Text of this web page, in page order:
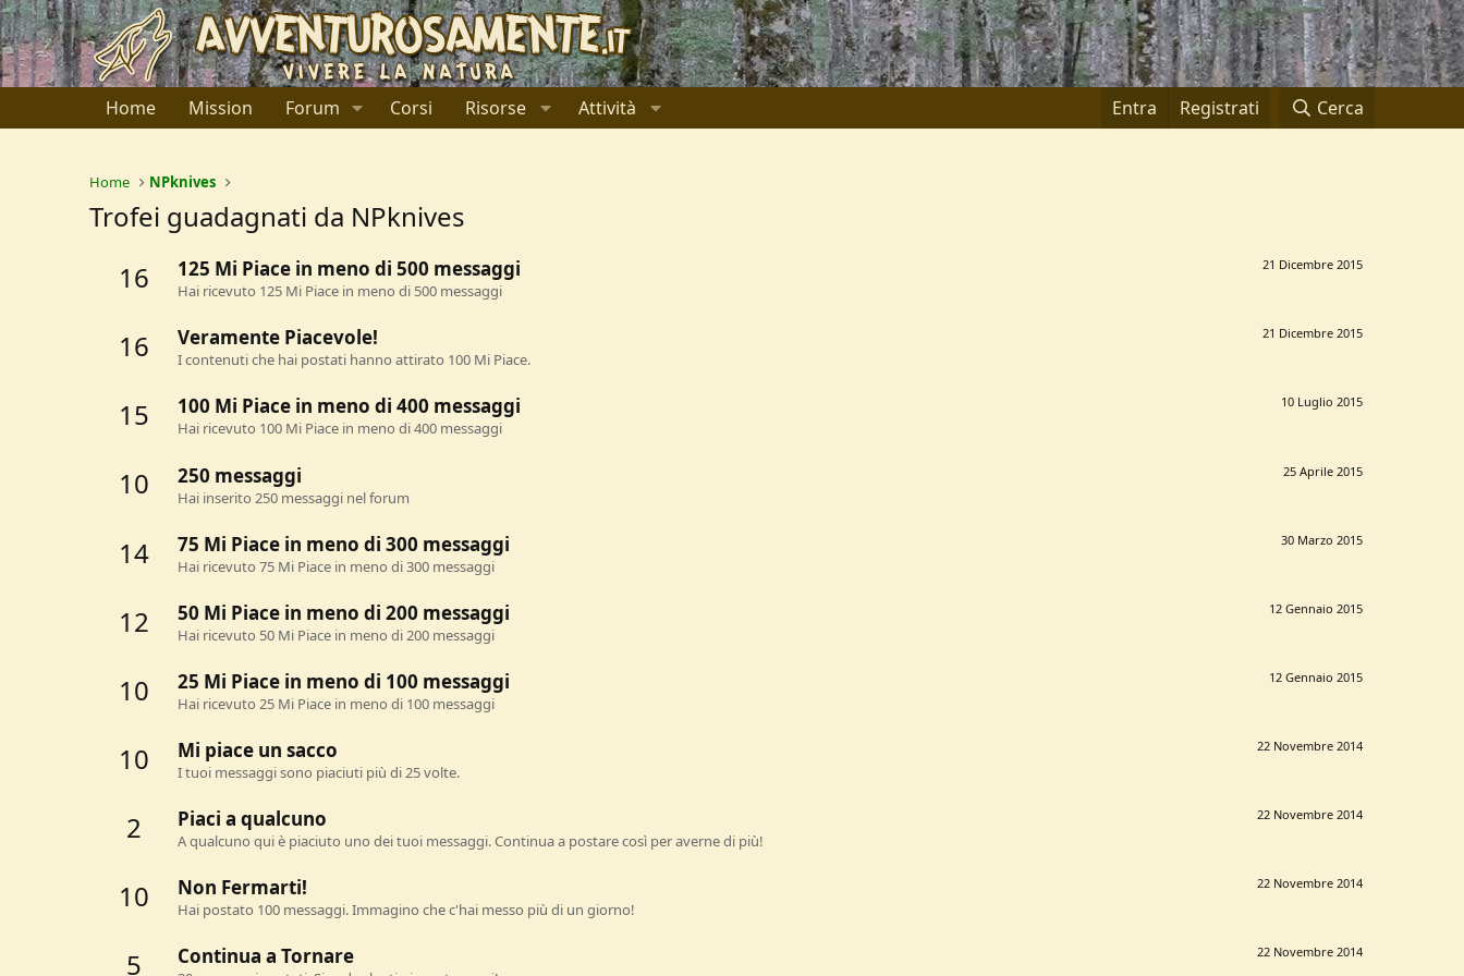
Home Mission Forum Corsi Risorse Attività Entra Registrati Cerca
Home NPknives
Trofei guadagnati da NPknives
16
21 Dicembre 2015
125 Mi Piace in meno di 500 messaggi
Hai ricevuto 125 Mi Piace in meno di 500 messaggi
16 21 Dicembre 2015
Veramente Piacevole!
I contenuti che hai postati hanno attirato 100 Mi Piace.
15 10 Luglio 2015
100 Mi Piace in meno di 400 messaggi
Hai ricevuto 100 Mi Piace in meno di 400 messaggi
10 25 Aprile 2015
250 messaggi
Hai inserito 250 messaggi nel forum
14 30 Marzo 2015
75 Mi Piace in meno di 300 messaggi
Hai ricevuto 75 Mi Piace in meno di 300 messaggi
12 12 Gennaio 2015
50 Mi Piace in meno di 200 messaggi
Hai ricevuto 50 Mi Piace in meno di 200 messaggi
10 12 Gennaio 2015
25 Mi Piace in meno di 100 messaggi
Hai ricevuto 25 Mi Piace in meno di 100 messaggi
10 22 Novembre 2014
Mi piace un sacco
I tuoi messaggi sono piaciuti più di 25 volte.
2 22 Novembre 2014
Piaci a qualcuno
A qualcuno qui è piaciuto uno dei tuoi messaggi. Continua a postare così per averne di più!
10 22 Novembre 2014
Non Fermarti!
Hai postato 100 messaggi. Immagino che c'hai messo più di un giorno!
5 22 Novembre 2014
Continua a Tornare